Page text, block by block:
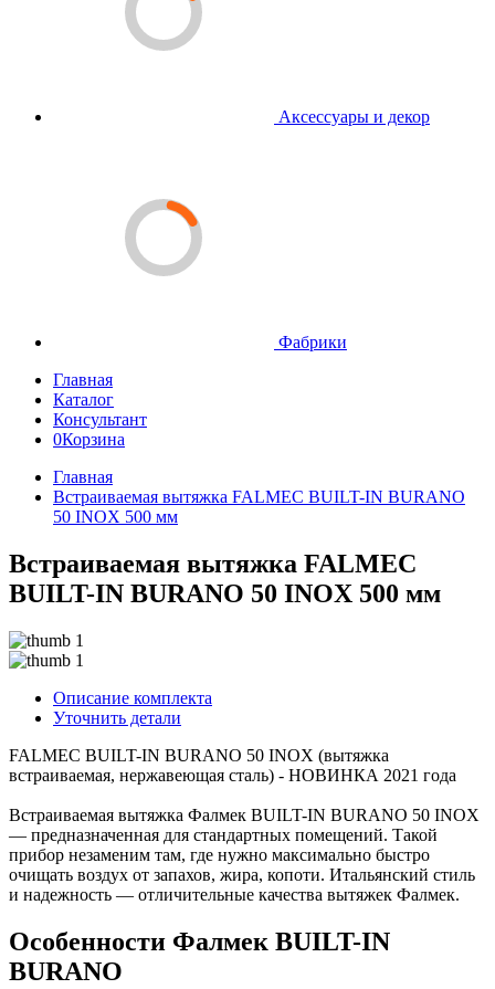
Аксессуары и декор
Фабрики
Главная
Каталог
Консультант
0Корзина
Главная
Встраиваемая вытяжка FALMEC BUILT-IN BURANO
50 INOX 500 мм
Встраиваемая вытяжка FALMEC
BUILT-IN BURANO 50 INOX 500 мм
Описание комплекта
Уточнить детали
FALMEC BUILT-IN BURANO 50 INOX (вытяжка
встраиваемая, нержавеющая сталь) - НОВИНКА 2021 года
Встраиваемая вытяжка Фалмек BUILT-IN BURANO 50 INOX
— предназначенная для стандартных помещений. Такой
прибор незаменим там, где нужно максимально быстро
очищать воздух от запахов, жира, копоти. Итальянский стиль
и надежность — отличительные качества вытяжек Фалмек.
Особенности Фалмек BUILT-IN
BURANO